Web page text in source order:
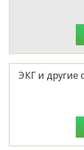
ЭКГ и другие